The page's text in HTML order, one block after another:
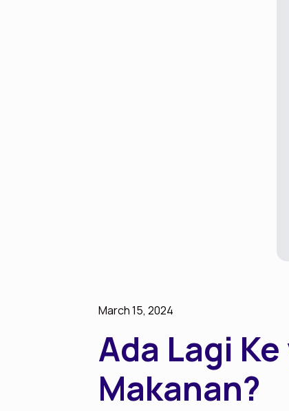
March 15, 2024
Ada Lagi
Makanan?